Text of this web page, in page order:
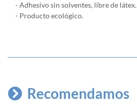
- Adhesivo sin solventes, libre de látex.
- Producto ecológico.
Recomendamos